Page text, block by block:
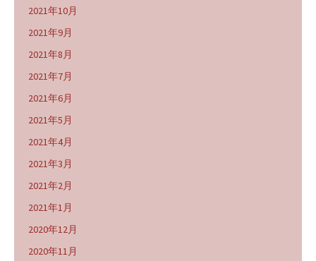
2021年10月
2021年9月
2021年8月
2021年7月
2021年6月
2021年5月
2021年4月
2021年3月
2021年2月
2021年1月
2020年12月
2020年11月